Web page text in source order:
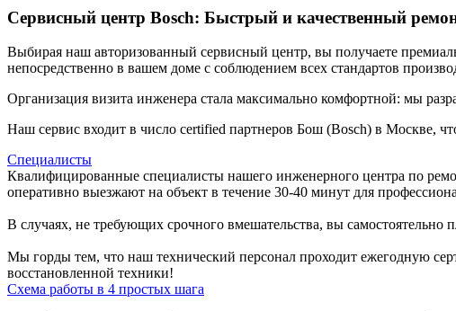
Сервисный центр Bosch: Быстрый и качественный
Выбирая наш авторизованный сервисный центр, вы получаете
непосредственно в вашем доме с соблюдением всех стандартов
Организация визита инженера стала максимально комфортной: мы
Наш сервис входит в число certified партнеров Бош (Bosch) в Москве,
Специалисты
Квалифицированные специалисты нашего инженерного центра по
оперативно выезжают на объект в течение 30-40 минут для
В случаях, не требующих срочного вмешательства, вы
Мы горды тем, что наш технический персонал проходит ежегодную
восстановленной техники!
Схема работы в 4 простых шага